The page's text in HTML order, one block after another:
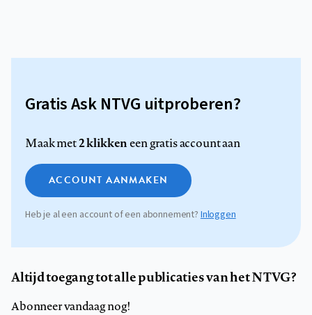
Gratis Ask NTVG uitproberen?
Maak met2 klikkeneen gratis account aan
ACCOUNT AANMAKEN
Heb je al een account of een abonnement?Inloggen
Altijd toegang tot alle publicaties van het NTVG?
Abonneer vandaag nog!